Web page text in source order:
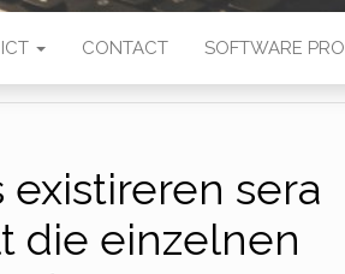
ICT CONTACT SOFTWARE PRO
sera
die einzelnen